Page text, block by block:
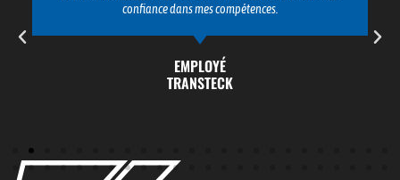
confiance dans mes compétences.
EMPLOYÉ
TRANSTECK